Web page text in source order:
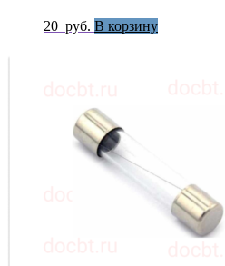
20 руб. В корзину